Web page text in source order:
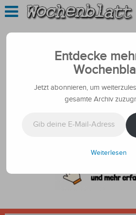
Entdecke
Jetzt abonnieren, um
gesamte Archiv
Weiterlesen